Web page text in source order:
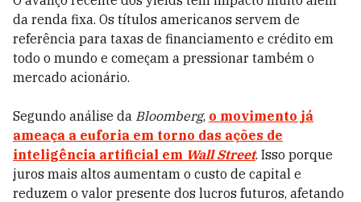
da renda fixa. Os títulos americanos servem de
referência para taxas de financiamento e crédito em
todo o mundo e começam a pressionar também o
mercado acionário.
Segundo análise da Bloomberg, o movimento já
ameaça a euforia em torno das ações de
inteligência artificial em Wall Street. Isso porque
juros mais altos aumentam o custo de capital e
reduzem o valor presente dos lucros futuros, afetando